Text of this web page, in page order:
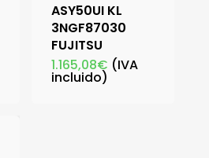
ASY50UI KL
3NGF87030
FUJITSU
1.165,08€ (IVA
incluido)